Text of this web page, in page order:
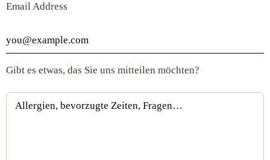
Email Address
Gibt es etwas, das Sie uns mitteilen möchten?